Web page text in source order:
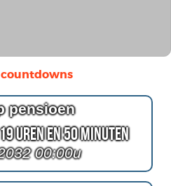
pensioen
19 Uren en 50 Minuten
00:00u